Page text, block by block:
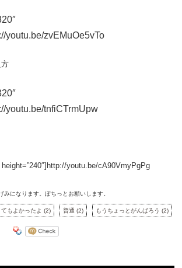
youtu.be/zvEMuOe5vTo
youtu.be/tnfiCTrmUpw
height=”240″]http://youtu.be/cA90VmyPgPg
みになります。ぽちっとお願いします。
てもよかったよ(2) 普通(2) もうちょっとがんばろう(2)